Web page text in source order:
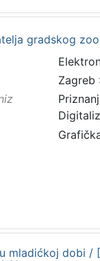
gradskog
Zagreb
mladićkoj dobi